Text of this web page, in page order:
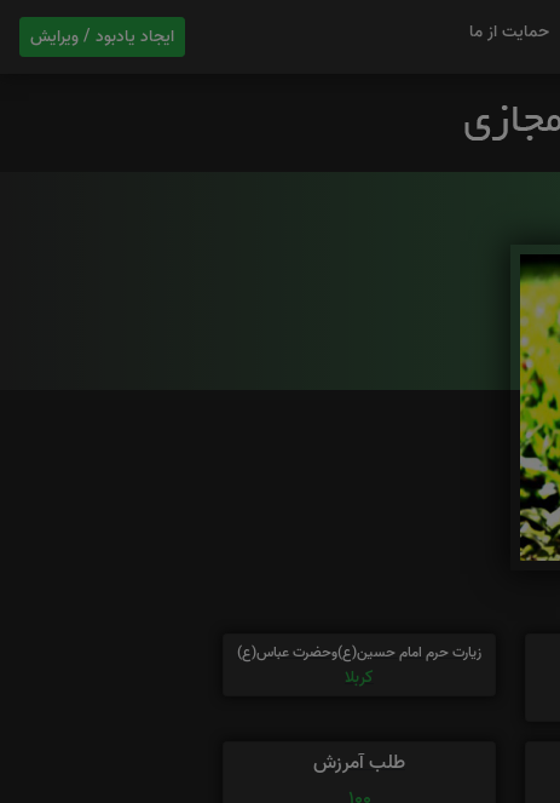
ایجاد یادبود / ویرایش حمایت از ما
زیارت حرم امام حسین(ع)وحضرت عباس(ع)
کربلا
طلب آمرزش